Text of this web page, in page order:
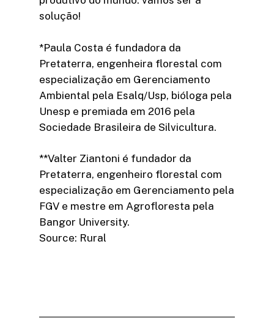
solução!
*Paula Costa é fundadora da
Pretaterra, engenheira florestal com
especialização em Gerenciamento
Ambiental pela Esalq/Usp, bióloga pela
Unesp e premiada em 2016 pela
Sociedade Brasileira de Silvicultura.
**Valter Ziantoni é fundador da
Pretaterra, engenheiro florestal com
especialização em Gerenciamento pela
FGV e mestre em Agrofloresta pela
Bangor University.
Source: Rural